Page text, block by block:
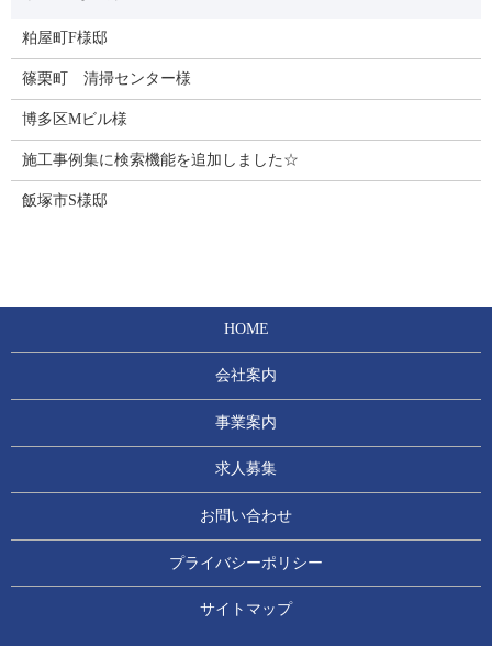
粕屋町F様邸
篠栗町 清掃センター様
博多区Mビル様
施工事例集に検索機能を追加しました☆
飯塚市S様邸
HOME
会社案内
事業案内
求人募集
お問い合わせ
プライバシーポリシー
サイトマップ